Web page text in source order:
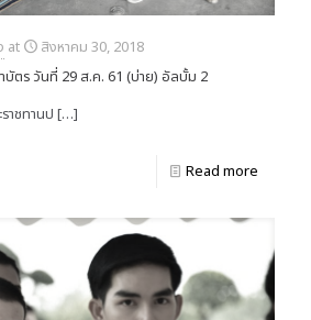
at
สิงหาคม 30, 2018
ตร วันที่ 29 ส.ค. 61 (บ่าย) อัลบั้ม 2
าชทานป[…]
Read more